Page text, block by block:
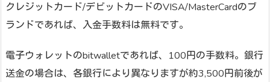
クレジットカード/デビットカードのVISA/MasterCardのブ
ランドであれば、入金手数料は無料です。
電子ウォレットのbitwalletであれば、100円の手数料。銀行
送金の場合は、各銀行により異なりますが約3,500円前後が